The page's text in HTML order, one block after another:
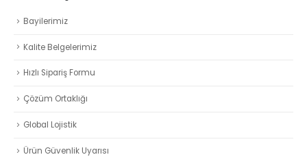
Bayilerimiz
Kalite Belgelerimiz
Hızlı Sipariş Formu
Çözüm Ortaklığı
Global Lojistik
Ürün Güvenlik Uyarısı